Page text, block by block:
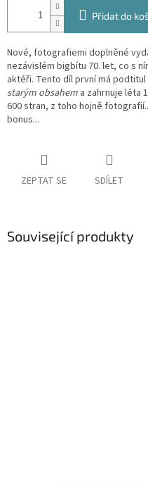
Přidat do
Nové, fotografiemi doplněné
nezávislém bigbítu 70. let, co s
aktéři. Tento díl první má podtitul
starým obsahem a zahrnuje léta
600 stran, z toho hojně
bonus...
ZEPTAT SE SDÍLET
Související produkty